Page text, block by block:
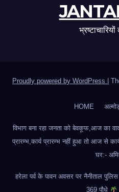
Proudly powered by WordPress
HOME
विभाग बना रहा जनता को बेवकूफ,आज का
प्रारम्भ,कार्य प्रारम्भ नहीं हुआ तो आज से
घर:-
हरेला पर्व के पावन अवसर पर नैनीताल पुलिस
369 पौधे